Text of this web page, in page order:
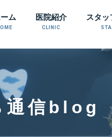
ム 医院紹介
CLINIC
スタッ
通信blog